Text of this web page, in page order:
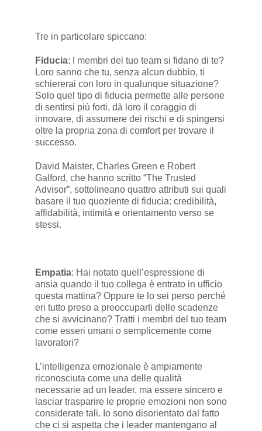
Tre in particolare spiccano:
Fiducia: I membri del tuo team si fidano di te?
Loro sanno che tu, senza alcun dubbio, ti
schiererai con loro in qualunque situazione?
Solo quel tipo di fiducia permette alle persone
di sentirsi più forti, dà loro il coraggio di
innovare, di assumere dei rischi e di spingersi
oltre la propria zona di comfort per trovare il
successo.
David Maister, Charles Green e Robert
Galford, che hanno scritto “The Trusted
Advisor”, sottolineano quattro attributi sui quali
basare il tuo quoziente di fiducia: credibilità,
affidabilità, intimità e orientamento verso se
stessi.
Empatia: Hai notato quell’espressione di
ansia quando il tuo collega è entrato in ufficio
questa mattina? Oppure te lo sei perso perché
eri tutto preso a preoccuparti delle scadenze
che si avvicinano? Tratti i membri del tuo team
come esseri umani o semplicemente come
lavoratori?
L’intelligenza emozionale è ampiamente
riconosciuta come una delle qualità
necessarie ad un leader, ma essere sincero e
lasciar trasparire le proprie emozioni non sono
considerate tali. Io sono disorientato dal fatto
che ci si aspetta che i leader mantengano al